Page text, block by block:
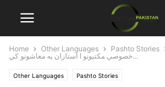
Home Other Languages Pashto Stories
خصوصي مکتبونو ا استازان په معاشونو کي...
Other Languages Pashto Stories